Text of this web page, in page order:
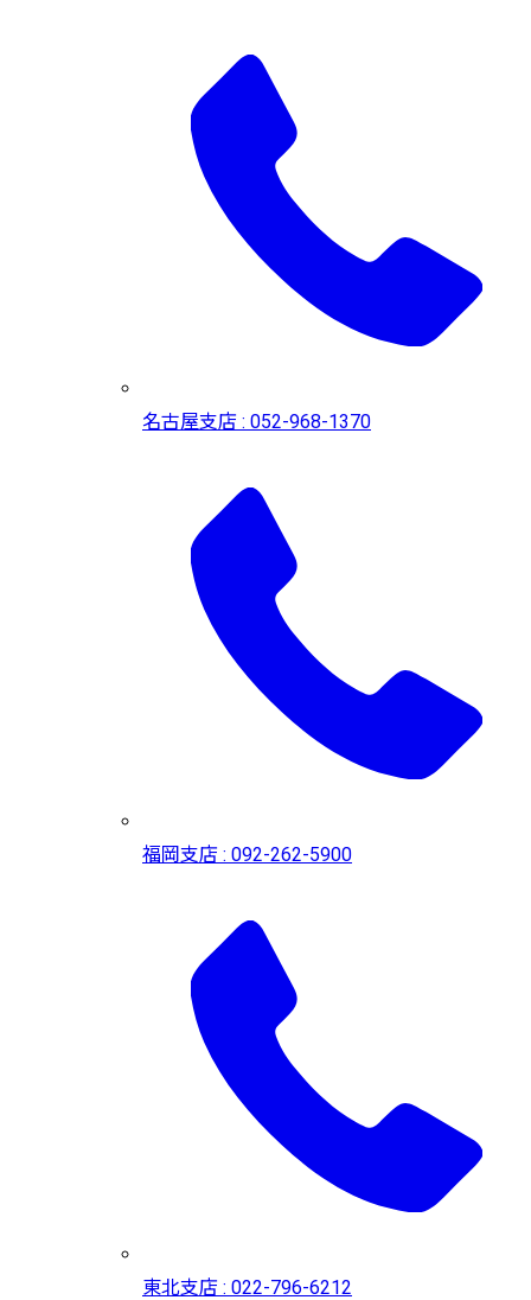
名古屋支店 : 052-968-1370
福岡支店 : 092-262-5900
東北支店 : 022-796-6212